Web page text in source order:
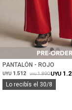
Talle
PANTALÓN - ROJO
UYU 1.512 UYU 1.890UYU
Lo recibís el 30/8